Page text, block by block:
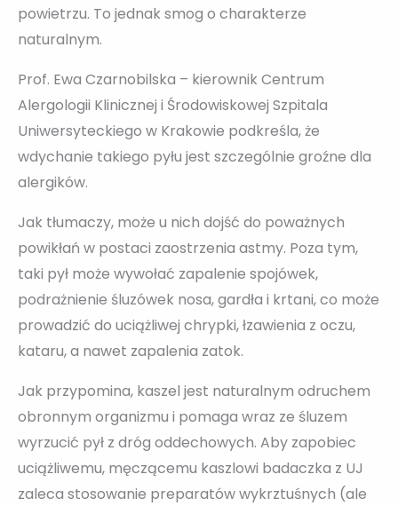
powietrzu. To jednak smog o charakterze
naturalnym.
Prof. Ewa Czarnobilska – kierownik Centrum
Alergologii Klinicznej i Środowiskowej Szpitala
Uniwersyteckiego w Krakowie podkreśla, że
wdychanie takiego pyłu jest szczególnie groźne dla
alergików.
Jak tłumaczy, może u nich dojść do poważnych
powikłań w postaci zaostrzenia astmy. Poza tym,
taki pył może wywołać zapalenie spojówek,
podrażnienie śluzówek nosa, gardła i krtani, co może
prowadzić do uciążliwej chrypki, łzawienia z oczu,
kataru, a nawet zapalenia zatok.
Jak przypomina, kaszel jest naturalnym odruchem
obronnym organizmu i pomaga wraz ze śluzem
wyrzucić pył z dróg oddechowych. Aby zapobiec
uciążliwemu, męczącemu kaszlowi badaczka z UJ
zaleca stosowanie preparatów wykrztuśnych (ale